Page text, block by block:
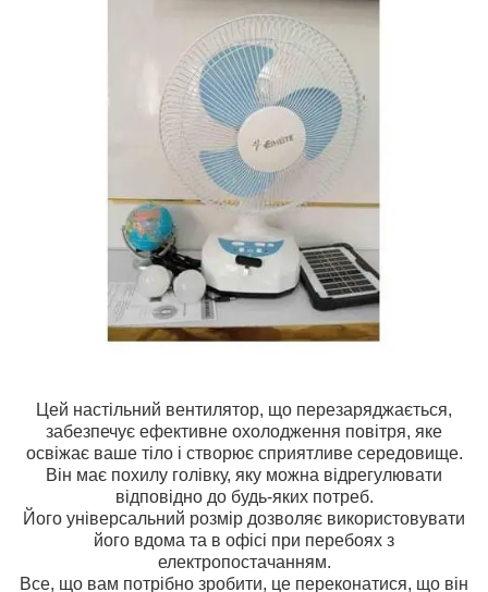
Цей настільний вентилятор, що перезаряджається,
забезпечує ефективне охолодження повітря, яке
освіжає ваше тіло і створює сприятливе середовище.
Він має похилу голівку, яку можна відрегулювати
відповідно до будь-яких потреб.
Його універсальний розмір дозволяє використовувати
його вдома та в офісі при перебоях з
електропостачанням.
Все, що вам потрібно зробити, це переконатися, що він